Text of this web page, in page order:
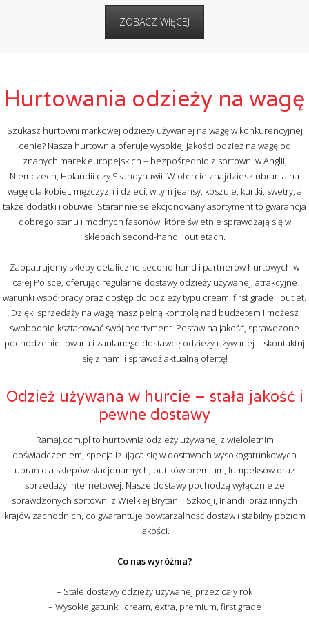
ZOBACZ WIĘCEJ
Hurtowania odzieży na wagę
Szukasz hurtowni markowej odzieży używanej na wagę w konkurencyjnej
cenie? Nasza hurtownia oferuje wysokiej jakości odzież na wagę od
znanych marek europejskich – bezpośrednio z sortowni w Anglii,
Niemczech, Holandii czy Skandynawii. W ofercie znajdziesz ubrania na
wagę dla kobiet, mężczyzn i dzieci, w tym jeansy, koszule, kurtki, swetry, a
także dodatki i obuwie. Starannie selekcjonowany asortyment to gwarancja
dobrego stanu i modnych fasonów, które świetnie sprawdzają się w
sklepach second-hand i outletach.
Zaopatrujemy sklepy detaliczne second hand i partnerów hurtowych w
całej Polsce, oferując regularne dostawy odzieży używanej, atrakcyjne
warunki współpracy oraz dostęp do odzieży typu cream, first grade i outlet.
Dzięki sprzedaży na wagę masz pełną kontrolę nad budżetem i możesz
swobodnie kształtować swój asortyment. Postaw na jakość, sprawdzone
pochodzenie towaru i zaufanego dostawcę odzieży używanej – skontaktuj
się z nami i sprawdź aktualną ofertę!
Odzież używana w hurcie – stała jakość i
pewne dostawy
Ramaj.com.pl to hurtownia odzieży używanej z wieloletnim
doświadczeniem, specjalizująca się w dostawach wysokogatunkowych
ubrań dla sklepów stacjonarnych, butików premium, lumpeksów oraz
sprzedaży internetowej. Nasze dostawy pochodzą wyłącznie ze
sprawdzonych sortowni z Wielkiej Brytanii, Szkocji, Irlandii oraz innych
krajów zachodnich, co gwarantuje powtarzalność dostaw i stabilny poziom
jakości.
Co nas wyróżnia?
– Stałe dostawy odzieży używanej przez cały rok
– Wysokie gatunki: cream, extra, premium, first grade